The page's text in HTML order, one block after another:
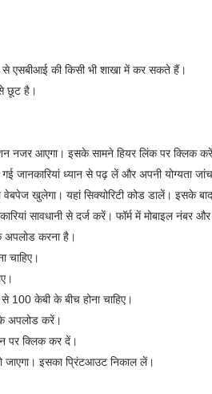
एसबीआई की किसी भी शाखा में कर सकते हैं।
छूट है।
नजर आएगा। इसके सामने हियर लिंक पर क्लिक
जानकारियां ध्यान से पढ़ लें और अपनी योग्यता
खुलेगा। यहां सिक्योरिटी कोड डालें। इसके
सावधानी से दर्ज करें। फॉर्म में मोबाइल
अपलोड करना है।
चाहिए।
केबी के बीच होना चाहिए।
अपलोड करें।
पर क्लिक कर दें।
जाएगा। इसका प्रिंटआउट निकाल लें।